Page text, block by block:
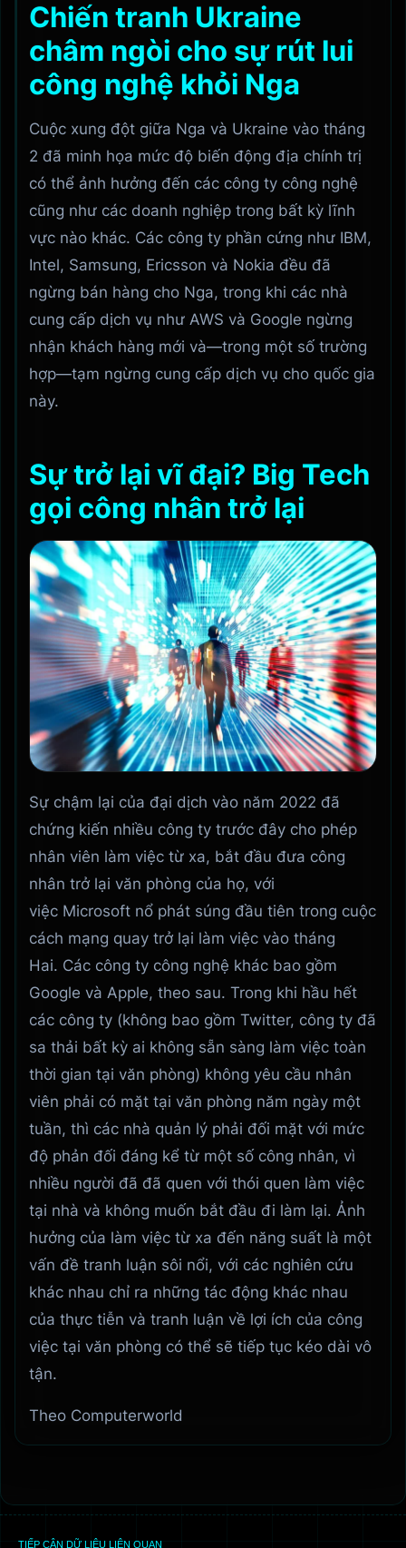
Chiến tranh Ukraine
châm ngòi cho sự rút lui
công nghệ khỏi Nga
Cuộc xung đột giữa Nga và Ukraine vào tháng
2 đã minh họa mức độ biến động địa chính trị
có thể ảnh hưởng đến các công ty công nghệ
cũng như các doanh nghiệp trong bất kỳ lĩnh
vực nào khác. Các công ty phần cứng như IBM,
Intel, Samsung, Ericsson và Nokia đều đã
ngừng bán hàng cho Nga, trong khi các nhà
cung cấp dịch vụ như AWS và Google ngừng
nhận khách hàng mới và—trong một số trường
hợp—tạm ngừng cung cấp dịch vụ cho quốc gia
này.
Sự trở lại vĩ đại? Big Tech
gọi công nhân trở lại
Sự chậm lại của đại dịch vào năm 2022 đã
chứng kiến ​​​​nhiều công ty trước đây cho phép
nhân viên làm việc từ xa, bắt đầu đưa công
nhân trở lại văn phòng của họ, với
việc Microsoft nổ phát súng đầu tiên trong cuộc
cách mạng quay trở lại làm việc vào tháng
Hai. Các công ty công nghệ khác bao gồm
Google và Apple, theo sau. Trong khi hầu hết
các công ty (không bao gồm Twitter, công ty đã
sa thải bất kỳ ai không sẵn sàng làm việc toàn
thời gian tại văn phòng) không yêu cầu nhân
viên phải có mặt tại văn phòng năm ngày một
tuần, thì các nhà quản lý phải đối mặt với mức
độ phản đối đáng kể từ một số công nhân, vì
nhiều người đã đã quen với thói quen làm việc
tại nhà và không muốn bắt đầu đi làm lại. Ảnh
hưởng của làm việc từ xa đến năng suất là một
vấn đề tranh luận sôi nổi, với các nghiên cứu
khác nhau chỉ ra những tác động khác nhau
của thực tiễn và tranh luận về lợi ích của công
việc tại văn phòng có thể sẽ tiếp tục kéo dài vô
tận.
Theo Computerworld
TIẾP CẬN DỮ LIỆU LIÊN QUAN